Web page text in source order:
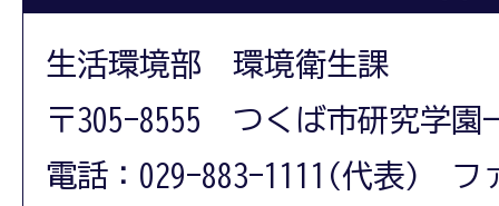
生活環境部 環境衛生課
〒305-8555 つくば市研究学園
電話：029-883-1111(代表) フ